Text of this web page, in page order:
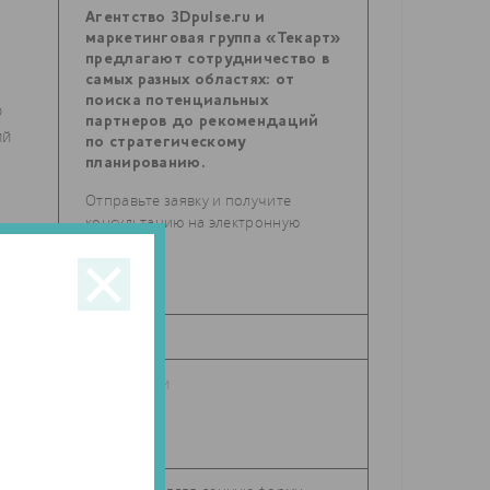
Агентство 3Dpulse.ru и
маркетинговая группа «Текарт»
предлагают сотрудничество в
самых разных областях: от
поиска потенциальных
партнеров до рекомендаций
по стратегическому
планированию.
Отправьте заявку и получите
консультацию на электронную